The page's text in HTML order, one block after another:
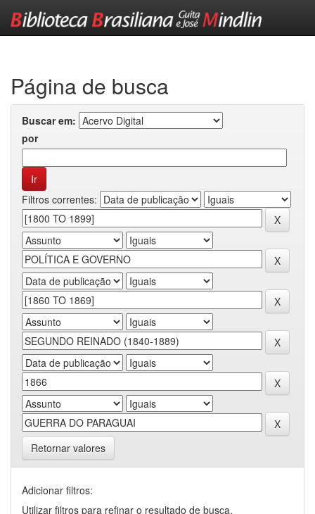
Página de busca
Buscar em:
por
Filtros correntes:
Retornar valores
Adicionar filtros:
Utilizar filtros para refinar o resultado de busca.